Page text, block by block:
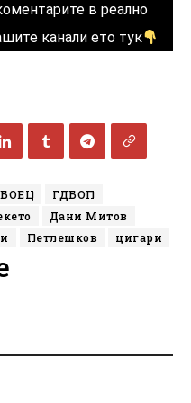
в реално
канали ето тук
БОЕЦ
ГДБОП
Дани Митов
Петлешков цигари